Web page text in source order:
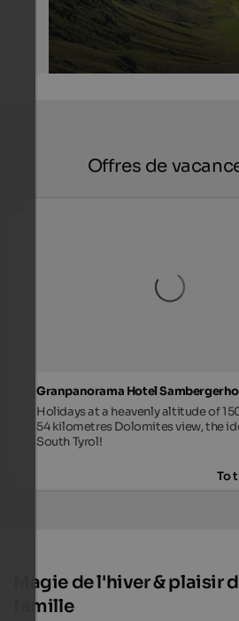
Offres de
Granpanorama Hotel
Holidays at a heavenly altitude of
54 kilometres Dolomites view, the
South Tyrol!
To
Magie de l'hiver & plaisir
famille